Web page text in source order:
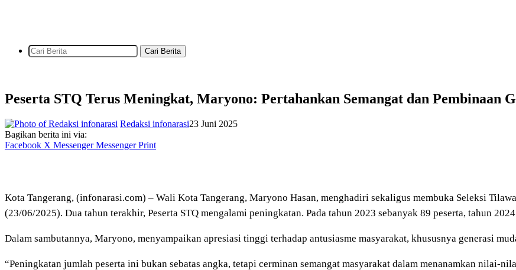
Cari Berita
Peserta STQ Terus Meningkat, Maryono: Pertahankan Semangat dan Pembinaan
Redaksi infonarasi23 Juni 2025
Bagikan berita ini via:
Facebook X Messenger Messenger Print
Kota Tangerang, (infonarasi.com) – Wali Kota Tangerang, Maryono Hasan, menghadiri sekaligus membuka Seleksi
(23/06/2025). Dua tahun terakhir, Peserta STQ mengalami peningkatan. Pada tahun 2023 sebanyak 89 peserta, tahun
Dalam sambutannya, Maryono, menyampaikan apresiasi tinggi terhadap antusiasme masyarakat, khususnya generasi
“Peningkatan jumlah peserta ini bukan sebatas angka, tetapi cerminan semangat masyarakat dalam menanamkan nilai-